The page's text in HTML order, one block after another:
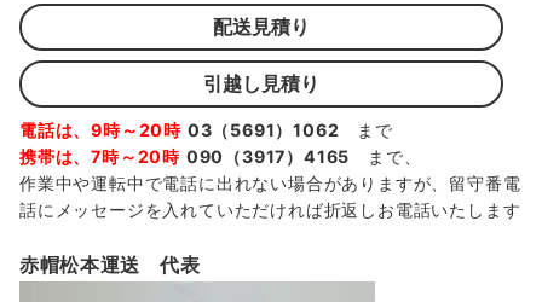
配送見積り
引越し見積り
電話は、9時～20時 03（5691）1062 まで
携帯は、7時～20時 090（3917）4165 まで、
作業中や運転中で電話に出れない場合がありますが、留守番電
話にメッセージを入れていただければ折返しお電話いたします
赤帽松本運送 代表